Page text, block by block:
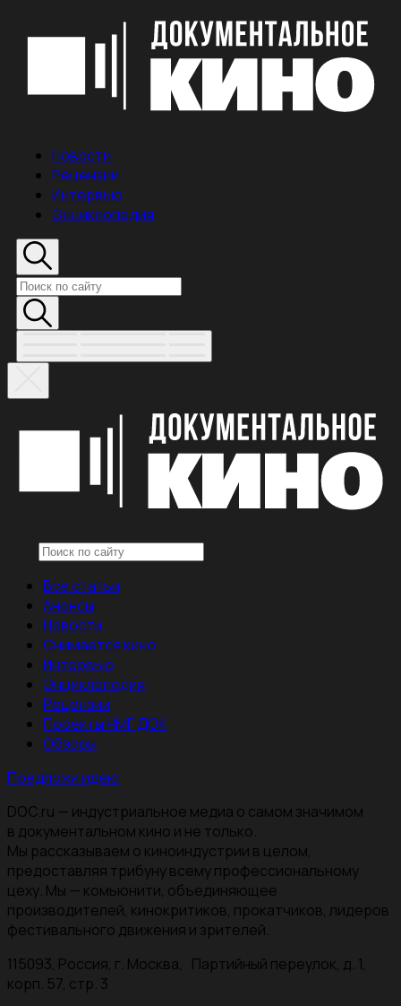
Новости
Рецензии
Интервью
Энциклопедия
Все статьи
Анонсы
Новости
Снимается кино
Интервью
Энциклопедия
Рецензии
Проекты НМГ ДОК
Обзоры
Предложи идею
DOC.ru — индустриальное медиа о самом значимом
в документальном кино и не только.
Мы рассказываем о киноиндустрии в целом,
предоставляя трибуну всему профессиональному
цеху. Мы — комьюнити, объединяющее
производителей, кинокритиков, прокатчиков, лидеров
фестивального движения и зрителей.
115093, Россия, г. Москва, Партийный переулок, д. 1,
корп. 57, стр. 3